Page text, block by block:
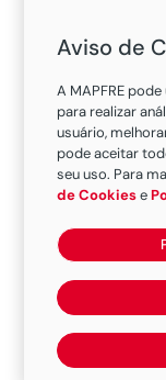
A
importa
haja um
Aviso de
A MAPFRE
para realizar
usuário,
pode aceitar
seu uso. Para
de Cookiese